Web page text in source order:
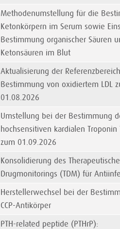
Methodenumstellung für die
Ketonkörpern im Serum sowie
Bestimmung organischer Säuren
Ketonsäuren im Blut
Aktualisierung der
Bestimmung von oxidiertem LDL
01.08.2026
Umstellung bei der Bestimmung
hochsensitiven kardialen Troponin
zum 01.09.2026
Konsolidierung des
Drugmonitorings (TDM) für
Herstellerwechsel bei der
CCP-Antikörper
PTH-related peptide (PTHrP):